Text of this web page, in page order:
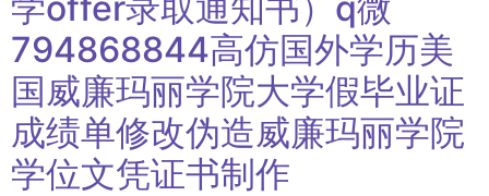
794868844高仿国外学历美
国威廉玛丽学院大学假毕业证
成绩单修改伪造威廉玛丽学院
学位文凭证书制作